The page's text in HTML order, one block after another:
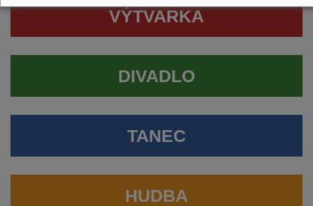
VÝTVARKA
DIVADLO
TANEC
HUDBA